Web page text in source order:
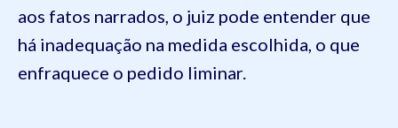
aos fatos narrados, o juiz pode entender que
há inadequação na medida escolhida, o que
enfraquece o pedido liminar.